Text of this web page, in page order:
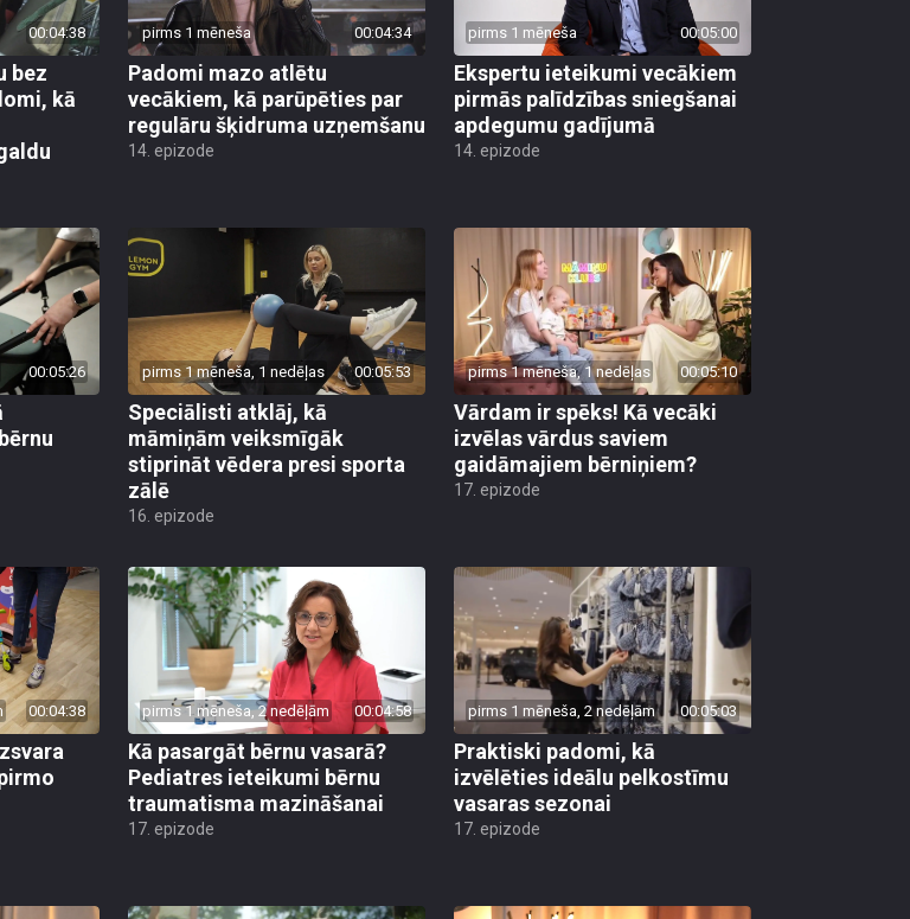
00:04:38
bez
kā
pirms 1 mēneša 00:04:34
Padomi mazo atlētu
vecākiem, kā parūpēties par
regulāru šķidruma uzņemšanu
14. epizode
pirms 1 mēneša 00:05:00
Ekspertu ieteikumi vecākiem
pirmās palīdzības sniegšanai
apdegumu gadījumā
14. epizode
00:05:26 pirms 1 mēneša, 1 nedēļas 00:05:53
Speciālisti atklāj, kā
māmiņām veiksmīgāk
stiprināt vēdera presi sporta
zālē
16. epizode
pirms 1 mēneša, 1 nedēļas 00:05:10
Vārdam ir spēks! Kā vecāki
izvēlas vārdus saviem
gaidāmajiem bērniņiem?
17. epizode
00:04:38 pirms 1 mēneša, 2 nedēļām 00:04:58
Kā pasargāt bērnu vasarā?
Pediatres ieteikumi bērnu
traumatisma mazināšanai
17. epizode
pirms 1 mēneša, 2 nedēļām 00:05:03
Praktiski padomi, kā
izvēlēties ideālu pelkostīmu
vasaras sezonai
17. epizode